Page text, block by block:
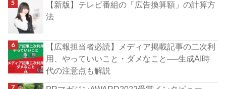
【新版】テレビ番組の「広告換算額」の計算方
法
【広報担当者必読】メディア掲載記事の二次利
用、やっていいこと・ダメなこと──生成AI時
代の注意点も解説